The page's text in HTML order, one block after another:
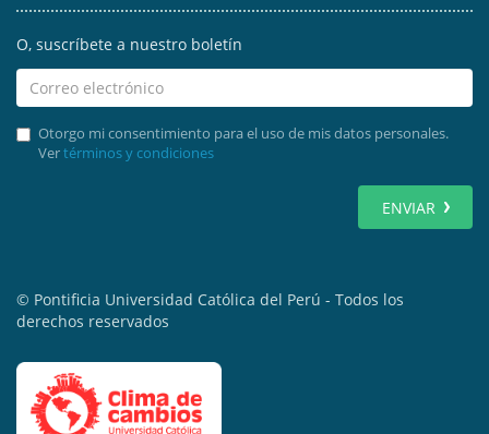
O, suscríbete a nuestro boletín
Otorgo mi consentimiento para el uso de mis datos personales.
Vertérminos y condiciones
ENVIAR
© Pontificia Universidad Católica del Perú - Todos los
derechos reservados